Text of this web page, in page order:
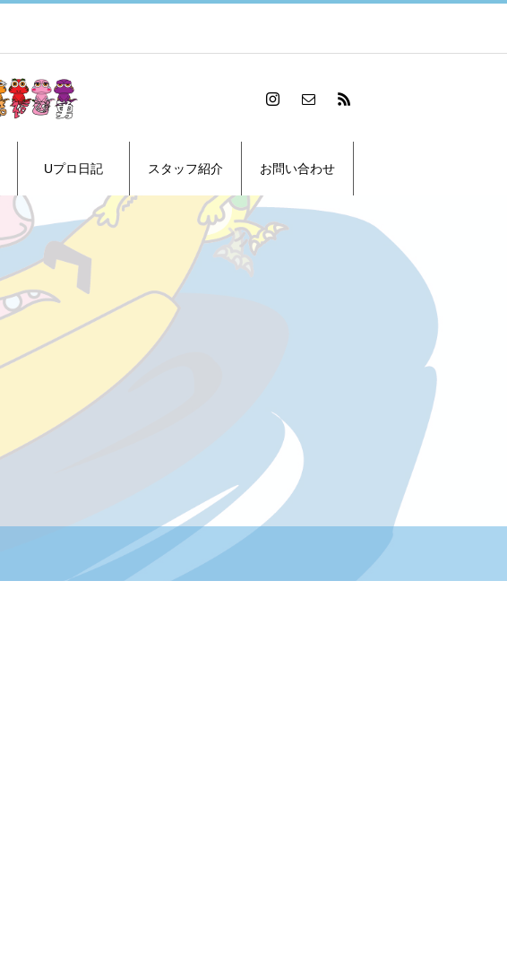
Uプロ日記 スタッフ紹介 お問い合わせ